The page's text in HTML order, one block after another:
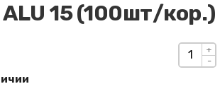
ALU 15 (100шт/кор.)
+
-